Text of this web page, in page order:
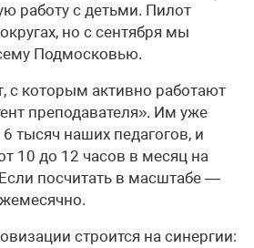
работу с детьми. Пилот
но с сентября мы
Подмосковью.
с которым активно работают
преподавателя». Им уже
тысяч наших педагогов, и
10 до 12 часов в месяц на
посчитать в масштабе —
строится на синергии: